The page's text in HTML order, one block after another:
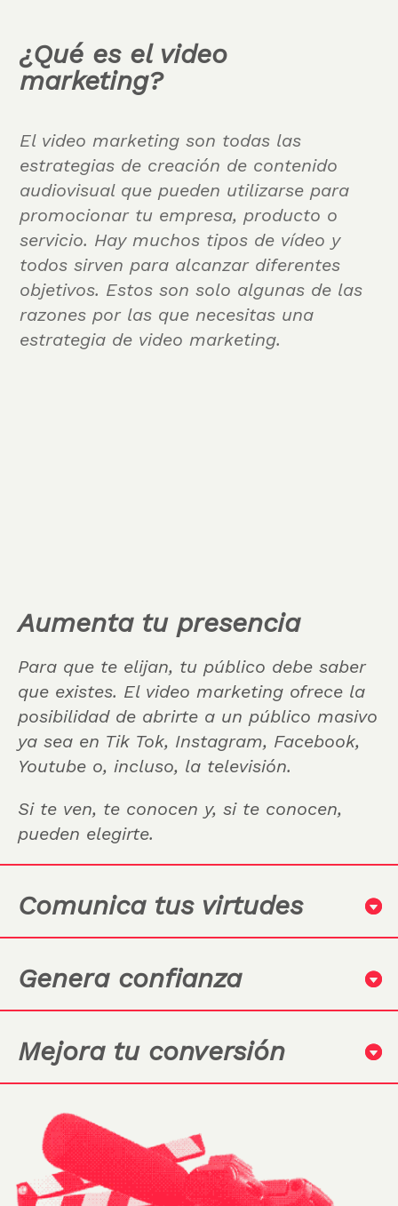
¿Qué es el video
marketing?
El video marketing son todas las
estrategias de creación de contenido
audiovisual que pueden utilizarse para
promocionar tu empresa, producto o
servicio. Hay muchos tipos de vídeo y
todos sirven para alcanzar diferentes
objetivos. Estos son solo algunas de las
razones por las que necesitas una
estrategia de video marketing.
Aumenta tu presencia
Para que te elijan, tu público debe saber
que existes. El video marketing ofrece la
posibilidad de abrirte a un público masivo
ya sea en Tik Tok, Instagram, Facebook,
Youtube o, incluso, la televisión.
Si te ven, te conocen y, si te conocen,
pueden elegirte.
Comunica tus virtudes
Genera confianza
Mejora tu conversión